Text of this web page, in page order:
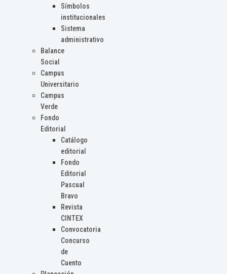
Símbolos
institucionales
Sistema
administrativo
Balance
Social
Campus
Universitario
Campus
Verde
Fondo
Editorial
Catálogo
editorial
Fondo
Editorial
Pascual
Bravo
Revista
CINTEX
Convocatoria
Concurso
de
Cuento